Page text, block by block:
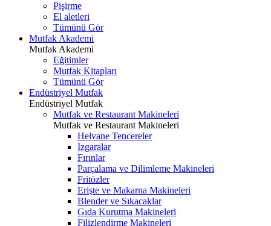
Pişirme
El aletleri
Tümünü Gör
Mutfak Akademi
Mutfak Akademi
Eğitimler
Mutfak Kitapları
Tümünü Gör
Endüstriyel Mutfak
Endüstriyel Mutfak
Mutfak ve Restaurant Makineleri
Mutfak ve Restaurant Makineleri
Helvane Tencereler
Izgaralar
Fırınlar
Parçalama ve Dilimleme Makineleri
Fritözler
Erişte ve Makarna Makineleri
Blender ve Sıkacaklar
Gıda Kurutma Makineleri
Filizlendirme Makineleri